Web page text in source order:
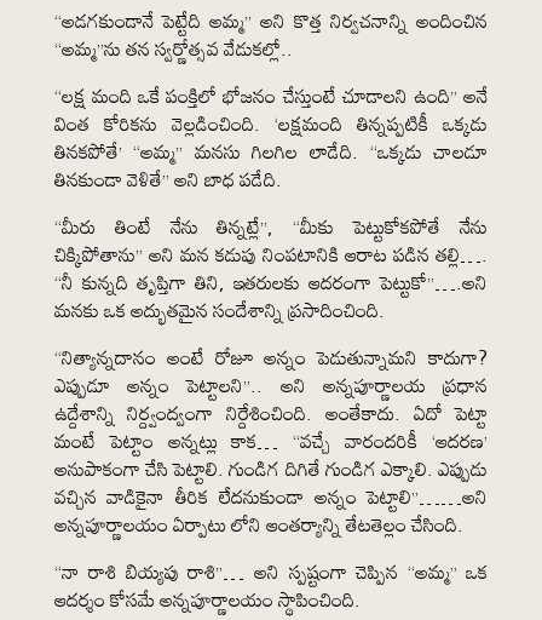
“అడగకుండానే పెట్టేది అమ్మ” అని కొత్త నిర్వచనాన్ని అందించిన
“అమ్మ”ను తన స్వర్ణోత్సవ వేడుకల్లో..
“లక్ష మంది ఒకే పంక్తిలో భోజనం చేస్తుంటే చూడాలని ఉంది” అనే
వింత కోరికను వెల్లడించింది. ‘లక్షమంది తిన్నప్పటికీ ఒక్కడు
తినకపోతే’ “అమ్మ” మనసు గిలగిల లాడేది. “ఒక్కడు చాలడూ
తినకుండా వెళితే” అని బాధ పడేది.
“మీరు తింటే నేను తిన్నట్లే”, “మీకు పెట్టుకోకపోతే నేను
చిక్కిపోతాను” అని మన కడుపు నింపటానికి ఆరాట పడిన తల్లి….
“నీ కున్నది తృప్తిగా తిని, ఇతరులకు ఆదరంగా పెట్టుకో”….అని
మనకు ఒక అద్భుతమైన సందేశాన్ని ప్రసాదించింది.
“నిత్యాన్నదానం అంటే రోజూ అన్నం పెడుతున్నామని కాదుగా?
ఎప్పుడూ అన్నం పెట్టాలని”.. అని అన్నపూర్ణాలయ ప్రధాన
ఉద్దేశాన్ని నిర్ద్వంద్వంగా నిర్దేశించింది. అంతేకాదు. ఏదో పెట్టా
మంటే పెట్టాం అన్నట్లు కాక… “వచ్చే వారందరికీ ‘ఆదరణ’
అనుపాకంగా చేసి పెట్టాలి. గుండిగ దిగితే గుండిగ ఎక్కాలి. ఎప్పుడు
వచ్చిన వాడికైనా తీరిక లేదనుకుండా అన్నం పెట్టాలి”……అని
అన్నపూర్ణాలయం ఏర్పాటు లోని ఆంతర్యాన్ని తేటతెల్లం చేసింది.
“నా రాశి బియ్యపు రాశి”… అని స్పష్టంగా చెప్పిన “అమ్మ” ఒక
ఆదర్శం కోసమే అన్నపూర్ణాలయం స్థాపించింది.